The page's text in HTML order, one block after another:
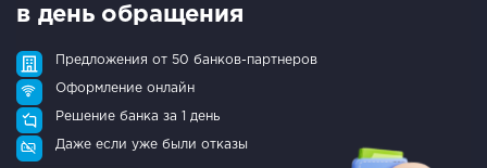
в день обращения
Предложения от 50 банков-партнеров
Оформление онлайн
Решение банка за 1 день
Даже если уже были отказы